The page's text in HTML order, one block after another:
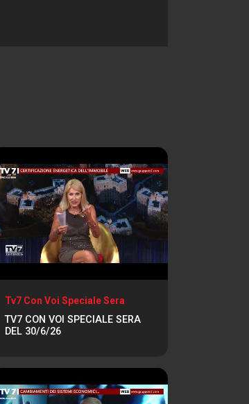
Tv7 Con Voi Speciale Sera
TV7 CON VOI SPECIALE SERA
DEL 30/6/26